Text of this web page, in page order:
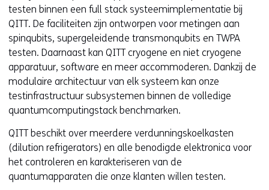
testen binnen een full stack systeemimplementatie bij
QITT. De faciliteiten zijn ontworpen voor metingen aan
spinqubits, supergeleidende transmonqubits en TWPA
testen. Daarnaast kan QITT cryogene en niet cryogene
apparatuur, software en meer accommoderen. Dankzij de
modulaire architectuur van elk systeem kan onze
testinfrastructuur subsystemen binnen de volledige
quantumcomputingstack benchmarken.
QITT beschikt over meerdere verdunningskoelkasten
(dilution refrigerators) en alle benodigde elektronica voor
het controleren en karakteriseren van de
quantumapparaten die onze klanten willen testen.